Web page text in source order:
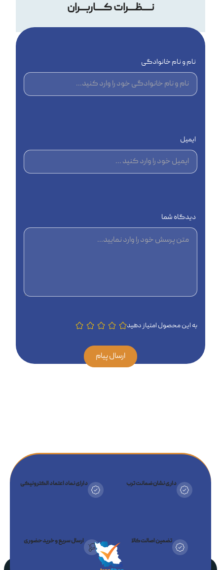
نــــظـــرات کــــاربـــران
نام و نام خانوادگی
ایمیل
دیدگاه شما
به این محصول امتیاز دهید
ارسال پیام
داری نشان ضمانت ترب دارای نماد اعتماد الکترونیکی
تضمین اصالت کالا ارسال سریع و خرید حضوری